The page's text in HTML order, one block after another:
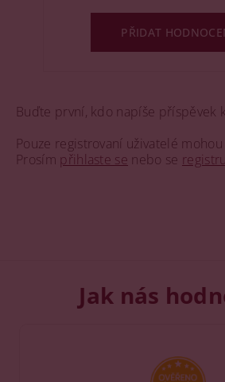
Buďte první, kdo napíše příspěvek
Pouze registrovaní uživatelé
Prosím přihlaste se nebo se
PŘIDAT
Jak nás